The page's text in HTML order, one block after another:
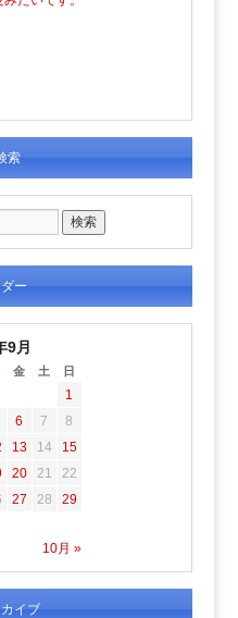
索
ー
9月
金 土 日
10月 »
1
6 7
8
13 14
15
20 21
22
27 28
29
イブ